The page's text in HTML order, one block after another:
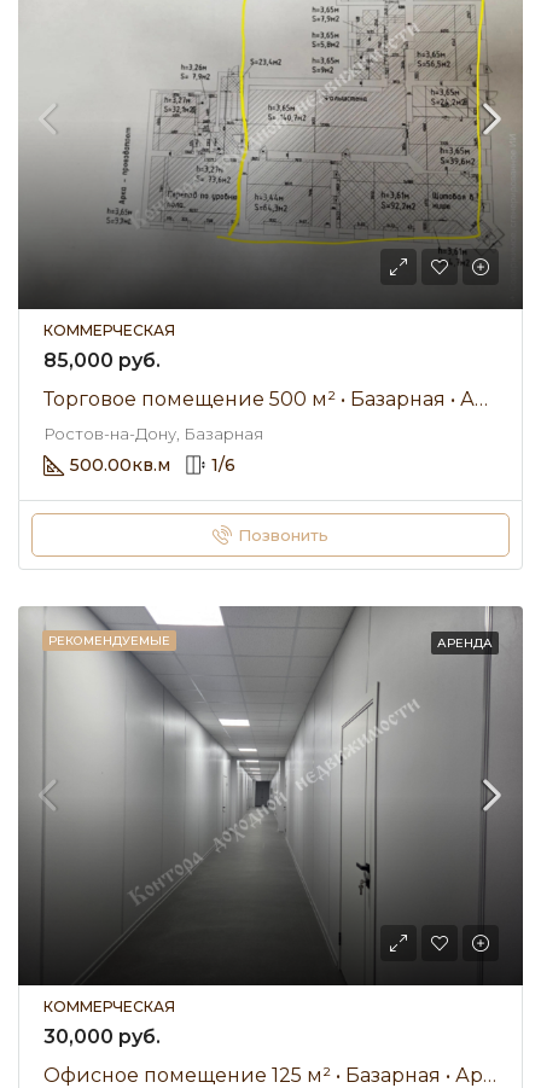
КОММЕРЧЕСКАЯ
85,000 руб.
Торговое помещение 500 м² • Базарная • Аренда 85 000 ₽/мес
Ростов-на-Дону, Базарная
500.00кв.м 1/6
Позвонить
РЕКОМЕНДУЕМЫЕ АРЕНДА
КОММЕРЧЕСКАЯ
30,000 руб.
Офисное помещение 125 м² • Базарная • Аренда 30 000 ₽/мес